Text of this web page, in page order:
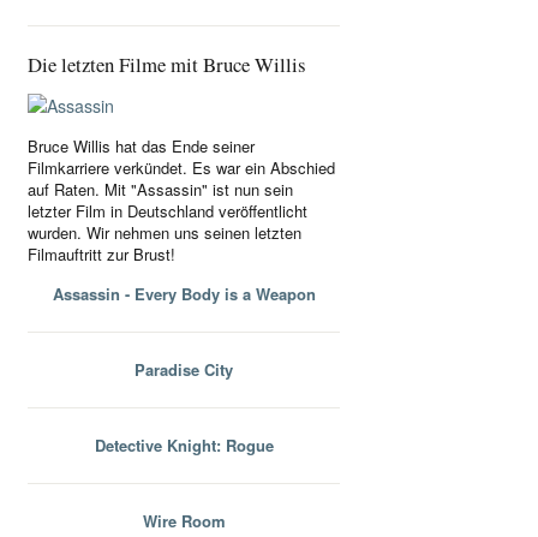
Die letzten Filme mit Bruce Willis
Bruce Willis hat das Ende seiner
Filmkarriere verkündet. Es war ein Abschied
auf Raten. Mit "Assassin" ist nun sein
letzter Film in Deutschland veröffentlicht
wurden. Wir nehmen uns seinen letzten
Filmauftritt zur Brust!
Assassin - Every Body is a Weapon
Paradise City
Detective Knight: Rogue
Wire Room